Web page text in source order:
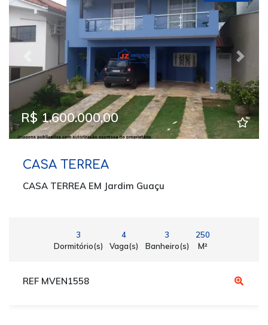
Previous Next
R$ 1.600.000,00
CASA TERREA
CASA TERREA EM Jardim Guaçu
3
Dormitório(s)
4
Vaga(s)
3
Banheiro(s)
250
M²
REF MVEN1558